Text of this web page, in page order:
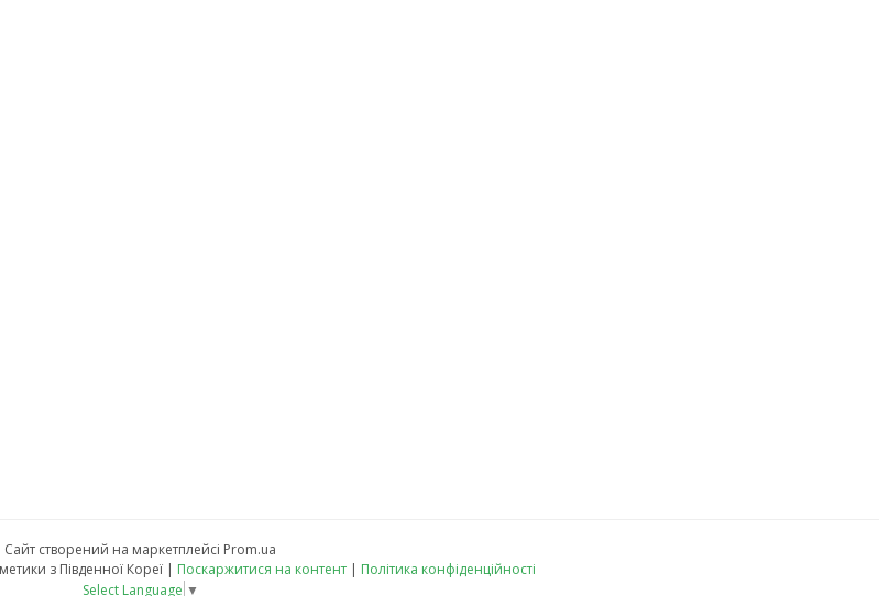
Сайт створений на маркетплейсі Prom.ua
KALAMANSI - магазин оригінальної косметики з Південної Кореї | Поскаржитися на контент | Політика конфіденційності
Select Language ▼